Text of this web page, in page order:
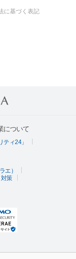
に基づく表記
について
ィ24」
エ）
策